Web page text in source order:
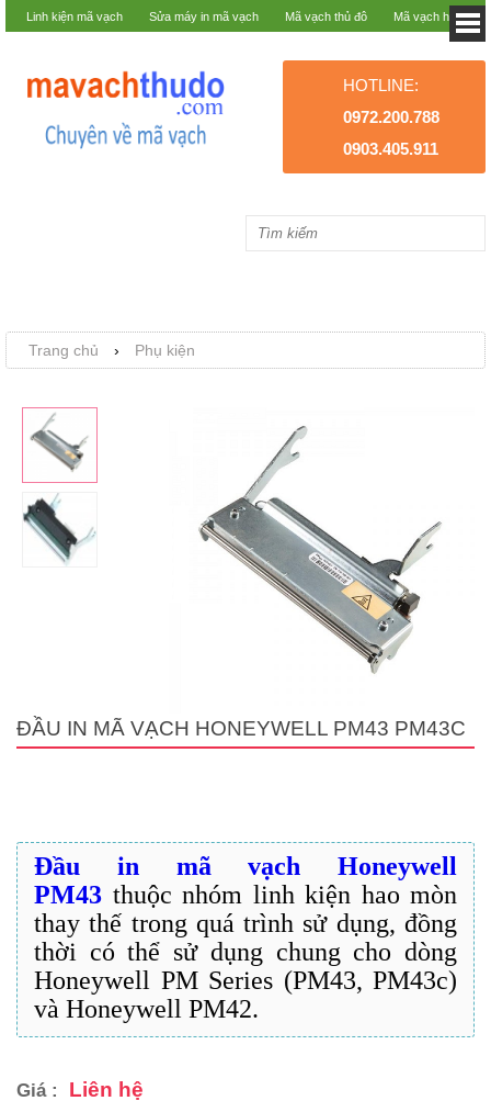
Linh kiện mã vạch Sửa máy in mã vạch Mã vạch thủ đô Mã vạch hà nội
HOTLINE:
0972.200.788
0903.405.911
Trang chủ › Phụ kiện
ĐẦU IN MÃ VẠCH HONEYWELL PM43 PM43C
Đầu in mã vạch Honeywell
PM43 thuộc nhóm linh kiện hao mòn
thay thế trong quá trình sử dụng, đồng
thời có thể sử dụng chung cho dòng
Honeywell PM Series (PM43, PM43c)
và Honeywell PM42.
Giá : Liên hệ